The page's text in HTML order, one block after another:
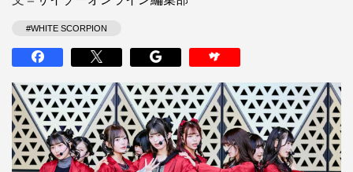
#WHITE SCORPION